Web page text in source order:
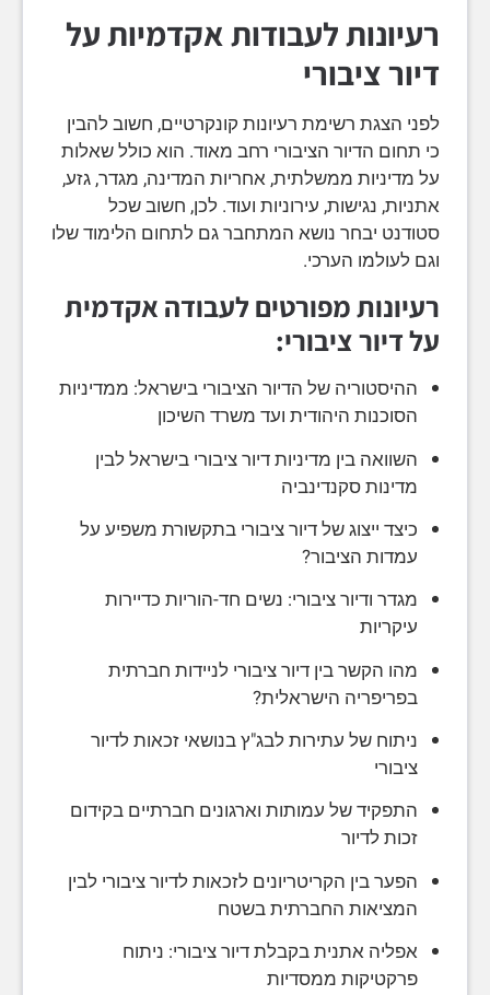
רעיונות לעבודות אקדמיות על
דיור ציבורי
לפני הצגת רשימת רעיונות קונקרטיים, חשוב להבין
כי תחום הדיור הציבורי רחב מאוד. הוא כולל שאלות
על מדיניות ממשלתית, אחריות המדינה, מגדר, גזע,
אתניות, נגישות, עירוניות ועוד. לכן, חשוב שכל
סטודנט יבחר נושא המתחבר גם לתחום הלימוד שלו
וגם לעולמו הערכי.
רעיונות מפורטים לעבודה אקדמית
על דיור ציבורי:
ההיסטוריה של הדיור הציבורי בישראל: ממדיניות
הסוכנות היהודית ועד משרד השיכון
השוואה בין מדיניות דיור ציבורי בישראל לבין
מדינות סקנדינביה
כיצד ייצוג של דיור ציבורי בתקשורת משפיע על
עמדות הציבור?
מגדר ודיור ציבורי: נשים חד-הוריות כדיירות
עיקריות
מהו הקשר בין דיור ציבורי לניידות חברתית
בפריפריה הישראלית?
ניתוח של עתירות לבג"ץ בנושאי זכאות לדיור
ציבורי
התפקיד של עמותות וארגונים חברתיים בקידום
זכות לדיור
הפער בין הקריטריונים לזכאות לדיור ציבורי לבין
המציאות החברתית בשטח
אפליה אתנית בקבלת דיור ציבורי: ניתוח
פרקטיקות ממסדיות